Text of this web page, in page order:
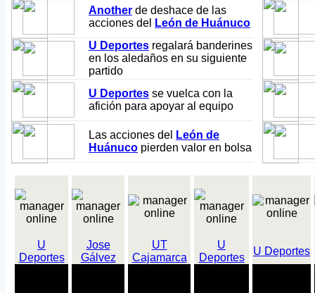
Another de deshace de las
acciones del
León de Huánuco
U Deportes regalará banderines
en los aledaños en su siguiente
partido
U Deportes se vuelca con la
afición para apoyar al equipo
Las acciones del
León de
Huánuco pierden valor en bolsa
U
Deportes
Jose
Gálvez
UT
Cajamarca
U
Deportes
U Deportes